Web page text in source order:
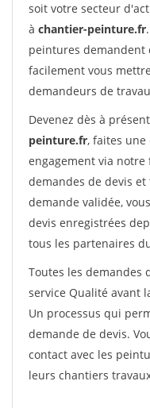
soit votre secteur
à chantier-peinture.fr
peintures demandent
facilement vous
demandeurs de
Devenez dès à
peinture.fr, faites une
engagement via
demandes de devis
demande validée,
devis enregistrées
tous les partenaires
Toutes les demandes
service Qualité avant
Un processus qui
demande de devis.
contact avec les
leurs chantiers